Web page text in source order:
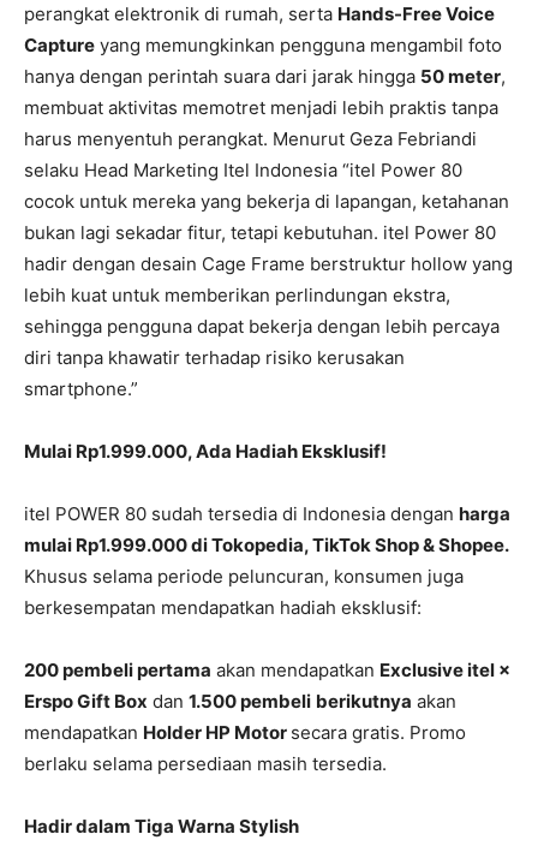
perangkat elektronik di rumah, serta Hands-Free Voice
Capture yang memungkinkan pengguna mengambil foto
hanya dengan perintah suara dari jarak hingga 50 meter,
membuat aktivitas memotret menjadi lebih praktis tanpa
harus menyentuh perangkat. Menurut Geza Febriandi
selaku Head Marketing Itel Indonesia “itel Power 80
cocok untuk mereka yang bekerja di lapangan, ketahanan
bukan lagi sekadar fitur, tetapi kebutuhan. itel Power 80
hadir dengan desain Cage Frame berstruktur hollow yang
lebih kuat untuk memberikan perlindungan ekstra,
sehingga pengguna dapat bekerja dengan lebih percaya
diri tanpa khawatir terhadap risiko kerusakan
smartphone.”
Mulai Rp1.999.000, Ada Hadiah Eksklusif!
itel POWER 80 sudah tersedia di Indonesia dengan harga
mulai Rp1.999.000 di Tokopedia, TikTok Shop & Shopee.
Khusus selama periode peluncuran, konsumen juga
berkesempatan mendapatkan hadiah eksklusif:
200 pembeli pertama akan mendapatkan Exclusive itel ×
Erspo Gift Box dan 1.500 pembeli berikutnya akan
mendapatkan Holder HP Motor secara gratis. Promo
berlaku selama persediaan masih tersedia.
Hadir dalam Tiga Warna Stylish